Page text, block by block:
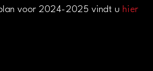
voor 2024-2025 vindt u hier